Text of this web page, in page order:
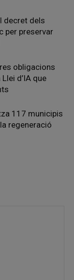
decret dels
per preservar
obligacions
d’IA que
117 municipis
regeneració